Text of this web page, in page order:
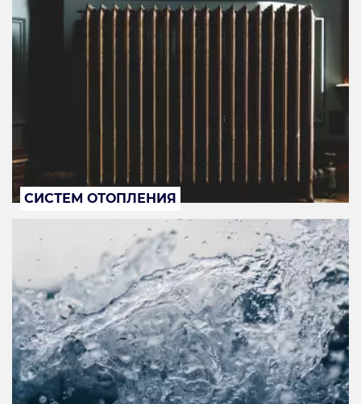
СИСТЕМ ОТОПЛЕНИЯ